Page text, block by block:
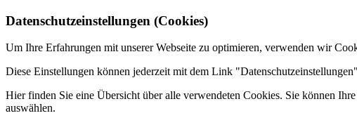
Datenschutzeinstellungen (Cookies)
Um Ihre Erfahrungen mit unserer Webseite zu optimieren, verwenden wir
Diese Einstellungen können jederzeit mit dem Link
Hier finden Sie eine Übersicht über alle verwendeten Cookies. Sie können
auswählen.